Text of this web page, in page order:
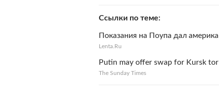
Ссылки по теме
Показания на Поупа дал
Lenta.Ru
Putin may offer swap for Kursk
The Sunday Times